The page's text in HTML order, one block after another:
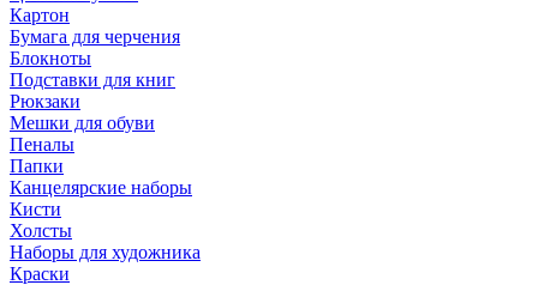
Картон
Бумага для черчения
Блокноты
Подставки для книг
Рюкзаки
Мешки для обуви
Пеналы
Папки
Канцелярские наборы
Кисти
Холсты
Наборы для художника
Краски